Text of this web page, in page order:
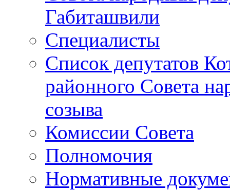
Габиташвили
Специалисты
Список депутатов
районного Совета
созыва
Комиссии Совета
Полномочия
Нормативные